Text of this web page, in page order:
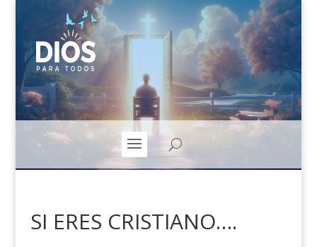
SI ERES CRISTIANO….